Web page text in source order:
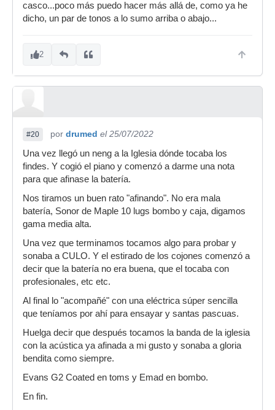
casco...poco más puedo hacer más allá de, como ya he
dicho, un par de tonos a lo sumo arriba o abajo...
2
#20 por drumed el 25/07/2022
Una vez llegó un neng a la Iglesia dónde tocaba los
findes. Y cogió el piano y comenzó a darme una nota
para que afinase la batería.
Nos tiramos un buen rato "afinando". No era mala
batería, Sonor de Maple 10 lugs bombo y caja, digamos
gama media alta.
Una vez que terminamos tocamos algo para probar y
sonaba a CULO. Y el estirado de los cojones comenzó a
decir que la batería no era buena, que el tocaba con
profesionales, etc etc.
Al final lo "acompañé" con una eléctrica súper sencilla
que teníamos por ahí para ensayar y santas pascuas.
Huelga decir que después tocamos la banda de la iglesia
con la acústica ya afinada a mi gusto y sonaba a gloria
bendita como siempre.
Evans G2 Coated en toms y Emad en bombo.
En fin.